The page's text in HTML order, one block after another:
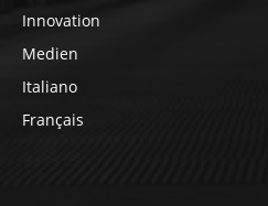
Innovation
Medien
Italiano
Français